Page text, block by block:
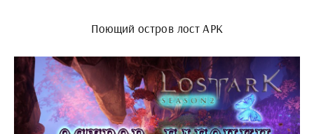
Поющий остров лост АРК